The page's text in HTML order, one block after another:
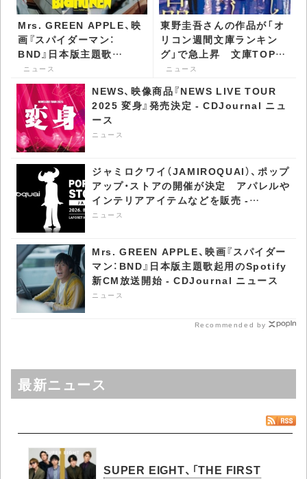
Mrs. GREEN APPLE、映
画『スパイダーマン：
BND』日本版主題歌
「Brand New」MV公開 -
CDJournal ニュース
ニュース
東野圭吾さんの作品が「オ
リコン週間文庫ランキン
グ」で急上昇​ 文庫TOP50
に19作品ランクインで過
ース
ニュース
NEWS、映像商品『NEWS LIVE TOUR
2025 変身』発売決定 - CDJournal ニュ
ース
ニュース
ジャミロクワイ（JAMIROQUAI）、ポップ
アップ・ストアの開催が決定 アパレルや
インテリアアイテムなどを販売 -
CDJournal ニュース
ニュース
Mrs. GREEN APPLE、映画『スパイダー
マン：BND』日本版主題歌起用のSpotify
新CM放送開始 - CDJournal ニュース
ニュース
Recommended by
最新ニュース
SUPER EIGHT、「THE FIRST